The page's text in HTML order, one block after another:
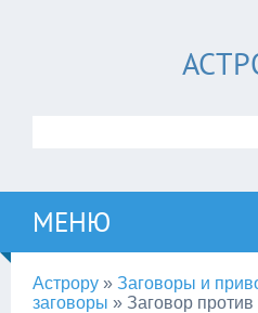
МЕНЮ
Астрору » Заговоры и
заговоры » Заговор против